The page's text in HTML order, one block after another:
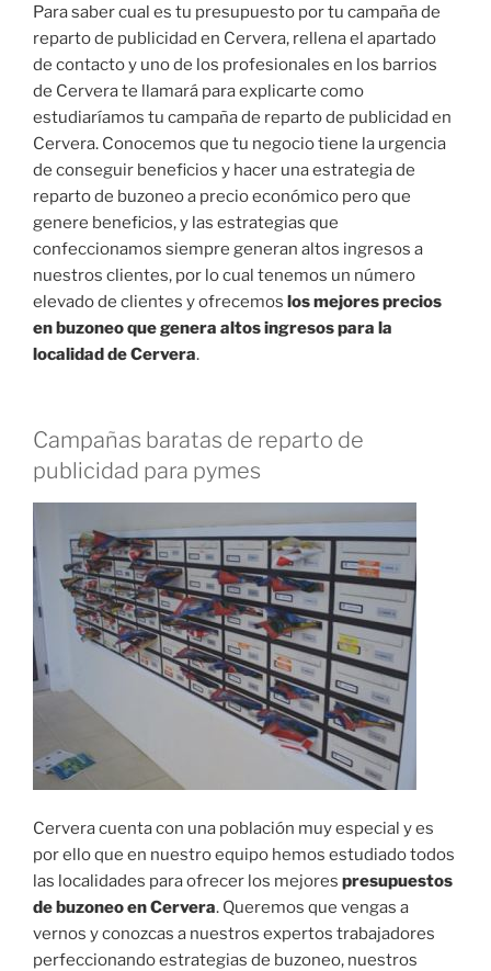
Para saber cual es tu presupuesto por tu campaña de
reparto de publicidad en Cervera, rellena el apartado
de contacto y uno de los profesionales en los barrios
de Cervera te llamará para explicarte como
estudiaríamos tu campaña de reparto de publicidad en
Cervera. Conocemos que tu negocio tiene la urgencia
de conseguir beneficios y hacer una estrategia de
reparto de buzoneo a precio económico pero que
genere beneficios, y las estrategias que
confeccionamos siempre generan altos ingresos a
nuestros clientes, por lo cual tenemos un número
elevado de clientes y ofrecemos los mejores precios
en buzoneo que genera altos ingresos para la
localidad de Cervera.
Campañas baratas de reparto de
publicidad para pymes
Cervera cuenta con una población muy especial y es
por ello que en nuestro equipo hemos estudiado todos
las localidades para ofrecer los mejores presupuestos
de buzoneo en Cervera. Queremos que vengas a
vernos y conozcas a nuestros expertos trabajadores
perfeccionando estrategias de buzoneo, nuestros